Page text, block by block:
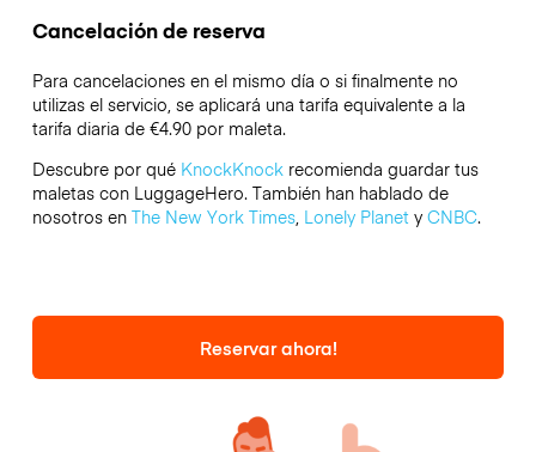
Cancelación de reserva
Para cancelaciones en el mismo día o si finalmente no
utilizas el servicio, se aplicará una tarifa equivalente a la
tarifa diaria de €4.90 por maleta.
Descubre por qué KnockKnockrecomienda guardar tus
maletas con LuggageHero. También han hablado de
nosotros en The New York Times, Lonely Planety CNBC.
Reservar ahora!